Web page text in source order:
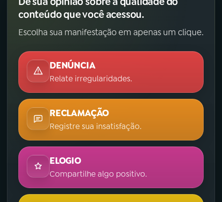
conteúdo que você acessou.
Escolha sua manifestação em apenas um clique.
DENÚNCIA
Relate irregularidades.
RECLAMAÇÃO
Registre sua insatisfação.
ELOGIO
Compartilhe algo positivo.